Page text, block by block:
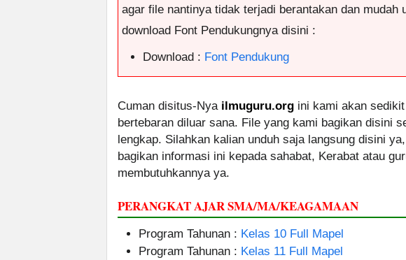
agar file nantinya tidak terjadi berantakan dan mudah
download Font Pendukungnya disini :
Download : Font Pendukung
Cuman disitus-Nya ilmuguru.org ini kami akan
bertebaran diluar sana. File yang kami bagikan disini
lengkap. Silahkan kalian unduh saja langsung disini
bagikan informasi ini kepada sahabat, Kerabat atau
membutuhkannya ya.
PERANGKAT AJAR SMA/MA/KEAGAMAAN
Program Tahunan : Kelas 10 Full Mapel
Program Tahunan : Kelas 11 Full Mapel